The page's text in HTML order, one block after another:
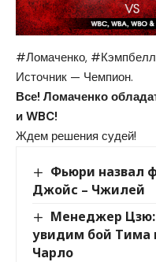
#Ломаченко, #Кэмпбелл
Источник — Чемпион.
Все! Ломаченко
и WBC!
Ждем решения судей!
Фьюри назвал
Джойс – Чжилей
Менеджер
увидим бой Тима
Чарло